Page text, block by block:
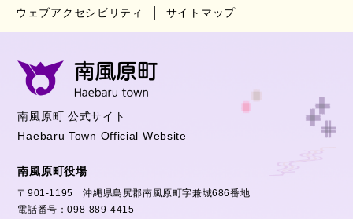
ウェブアクセシビリティ
サイトマップ
南風原町 公式サイト
Haebaru Town Official Website
南風原町役場
〒901-1195 沖縄県島尻郡南風原町字兼城686番地
電話番号：098-889-4415